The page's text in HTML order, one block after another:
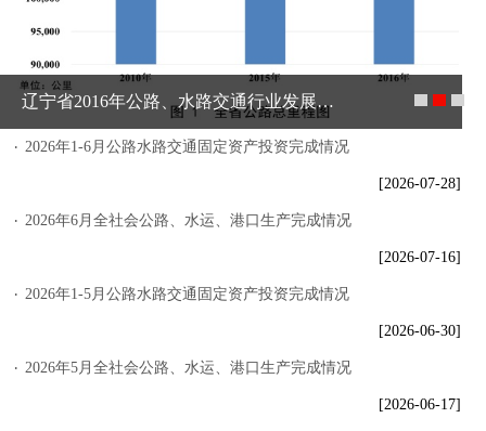
辽宁省2016年公路、水路交通行业发展情况
2026年1-6月公路水路交通固定资产投资完成情况
[2026-07-28]
2026年6月全社会公路、水运、港口生产完成情况
[2026-07-16]
2026年1-5月公路水路交通固定资产投资完成情况
[2026-06-30]
2026年5月全社会公路、水运、港口生产完成情况
[2026-06-17]